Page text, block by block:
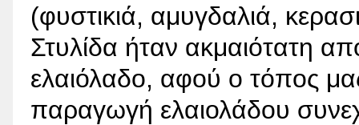
(φυστικιά, αμυγδαλιά,
Στυλίδα ήταν ακμαιότατη
ελαιόλαδο, αφού ο τόπος
παραγωγή ελαιολάδου